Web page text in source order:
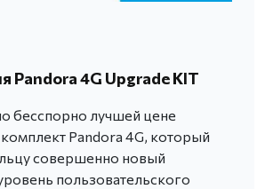
Pandora 4G Upgrade KIT
бесспорно лучшей цене
Pandora 4G, который
совершенно новый
пользовательского